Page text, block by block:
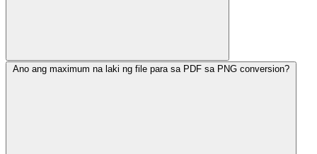
Ano ang maximum na laki ng file para sa PDF sa PNG conversion?